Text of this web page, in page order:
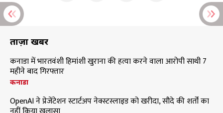
ताज़ा खबरें
कनाडा में भारतवंशी हिमांशी खुराना की हत्या करने वाला आरोपी साथी 7
महीने बाद गिरफ्तार
कनाडा
OpenAI ने प्रेजेंटेशन स्टार्टअप नेक्स्टस्लाइड को खरीदा, सौदे की शर्तों का